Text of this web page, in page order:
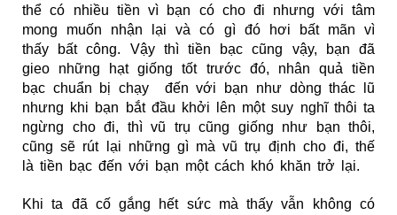
thể có nhiều tiền vì bạn có cho đi nhưng với tâm
mong muốn nhận lại và có gì đó hơi bất mãn vì
thấy bất công. Vậy thì tiền bạc cũng vậy, bạn đã
gieo những hạt giống tốt trước đó, nhân quả tiền
bạc chuẩn bị chạy đến với bạn như dòng thác lũ
nhưng khi bạn bắt đầu khởi lên một suy nghĩ thôi ta
ngừng cho đi, thì vũ trụ cũng giống như bạn thôi,
cũng sẽ rút lại những gì mà vũ trụ định cho đi, thế
là tiền bạc đến với bạn một cách khó khăn trở lại.
Khi ta đã cố gắng hết sức mà thấy vẫn không có